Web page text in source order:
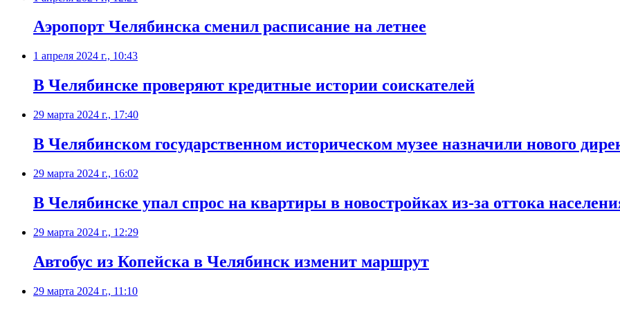
Аэропорт Челябинска сменил расписание на летнее
1 апреля 2024 г., 10:43
В Челябинске проверяют кредитные истории соискателей
29 марта 2024 г., 17:40
В Челябинском государственном историческом музее назначили нового
29 марта 2024 г., 16:02
В Челябинске упал спрос на квартиры в новостройках из-за оттока
29 марта 2024 г., 12:29
Автобус из Копейска в Челябинск изменит маршрут
29 марта 2024 г., 11:10